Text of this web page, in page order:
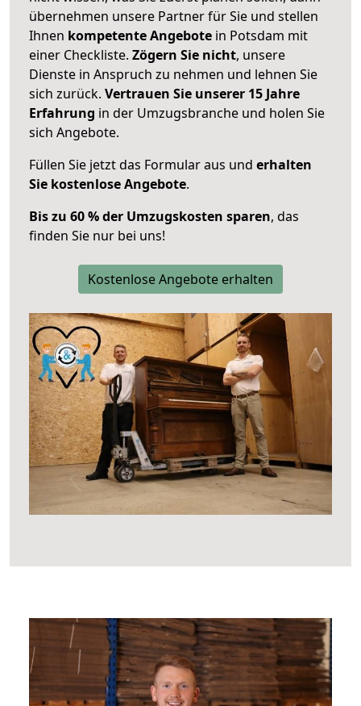
übernehmen unsere Partner für Sie und stellen
Ihnen kompetente Angebote in Potsdam mit
einer Checkliste. Zögern Sie nicht, unsere
Dienste in Anspruch zu nehmen und lehnen Sie
sich zurück. Vertrauen Sie unserer 15 Jahre
Erfahrung in der Umzugsbranche und holen Sie
sich Angebote.
Füllen Sie jetzt das Formular aus und erhalten
Sie kostenlose Angebote.
Bis zu 60 % der Umzugskosten sparen, das
finden Sie nur bei uns!
Kostenlose Angebote erhalten